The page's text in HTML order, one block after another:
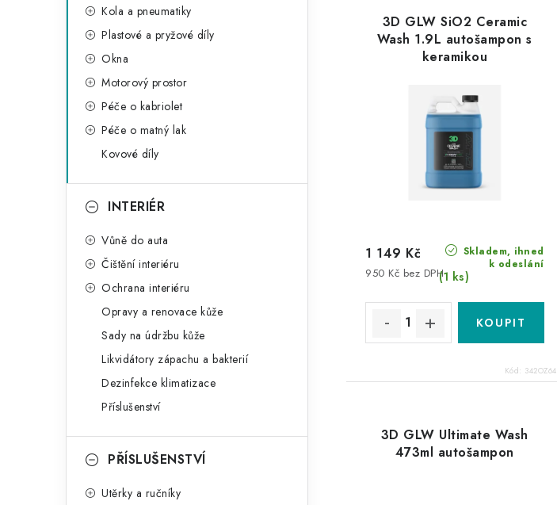
Kola a pneumatiky
Plastové a pryžové díly
Okna
Motorový prostor
Péče o kabriolet
Péče o matný lak
Kovové díly
INTERIÉR
Vůně do auta
Čištění interiéru
Ochrana interiéru
Opravy a renovace kůže
Sady na údržbu kůže
Likvidátory zápachu a bakterií
Dezinfekce klimatizace
Příslušenství
PŘÍSLUŠENSTVÍ
Utěrky a ručníky
e
n
k
t
ů
3D GLW SiO2 Ceramic
Wash 1.9L autošampon s
keramikou
Skladem, ihned
k odeslání
(1 ks)
950 Kč bez DPH
1 149 Kč
Kód: 342OZ64
3D GLW Ultimate Wash
473ml autošampon